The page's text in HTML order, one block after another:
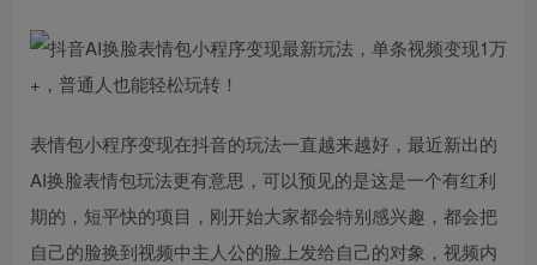
表情包小程序变现在抖音的玩法一直越来越好，最近新出的
AI换脸表情包玩法更有意思，可以预见的是这是一个有红利
期的，短平快的项目，刚开始大家都会特别感兴趣，都会把
自己的脸换到视频中主人公的脸上发给自己的对象，视频内